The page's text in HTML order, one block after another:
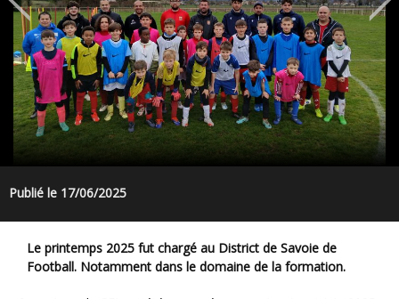
Publié le 17/06/2025
Le printemps 2025 fut chargé au District de Savoie de
Football. Notamment dans le domaine de la formation.